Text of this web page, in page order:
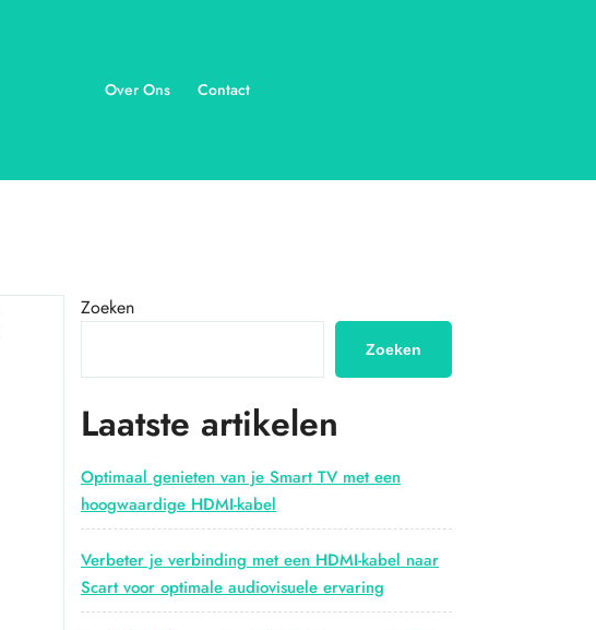
Over Ons Contact
Zoeken
Zoeken
Laatste artikelen
Optimaal genieten van je Smart TV met een
hoogwaardige HDMI-kabel
Verbeter je verbinding met een HDMI-kabel naar
Scart voor optimale audiovisuele ervaring